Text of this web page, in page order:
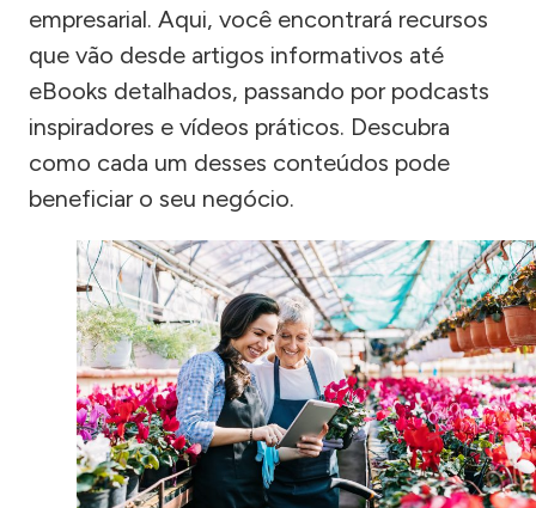
empresarial. Aqui, você encontrará recursos
que vão desde artigos informativos até
eBooks detalhados, passando por podcasts
inspiradores e vídeos práticos. Descubra
como cada um desses conteúdos pode
beneficiar o seu negócio.